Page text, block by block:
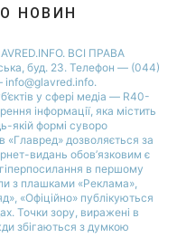
НОВИН
ВСІ ПРАВА
буд. 23. Телефон — (044)
info@glavred.info.
у сфері медіа — R40-
інформації, яка містить
якій формi суворо
«Главред» дозволяється за
видань обов’язковим є
в першому
з плашками «Реклама»,
«Офіційно» публікуються
Точки зору, виражені в
збігаються з думкою